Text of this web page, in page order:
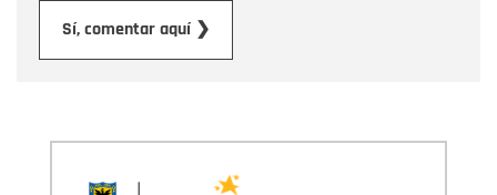
Sí, comentar aquí ❯